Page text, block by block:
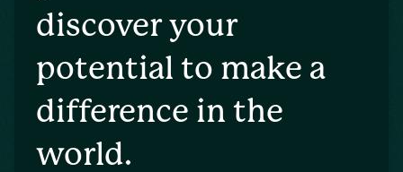
discover your
potential to make a
difference in the
world.